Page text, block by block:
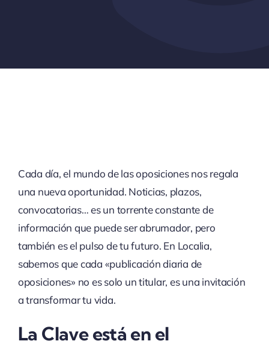
Cada día, el mundo de las oposiciones nos regala
una nueva oportunidad. Noticias, plazos,
convocatorias… es un torrente constante de
información que puede ser abrumador, pero
también es el pulso de tu futuro. En Localia,
sabemos que cada «publicación diaria de
oposiciones» no es solo un titular, es una invitación
a transformar tu vida.
La Clave está en el